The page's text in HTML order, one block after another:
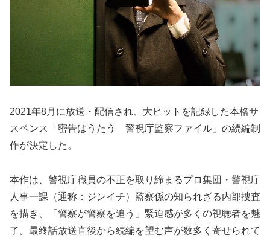
2021年8月に放送・配信され、大ヒットを記録した本格サ
スペンス「密告はうたう 警視庁監察ファイル」の続編制
作が決定した。
本作は、警視庁職員の不正を取り締まるプロ集団・警視庁
人事一課（通称：ジンイチ）監察係の知られざる内部捜査
を描き、「警察が警察を追う」緊迫感が多くの視聴者を魅
了。最終話放送直後から続編を望む声が数多く寄せられて